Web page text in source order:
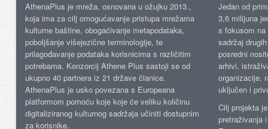
AthenaPlus je mreža, osnovana u ožujku 2013.,
koja ima za cilj omogućavanje pristupa mrežama
kulturne baštine, obogaćivanje metapodataka,
poboljšanje višejezične terminologije, te
prilagođavanje podataka korisnicima s različitim
potrebama. Konzorcij Athene Plus sastoji se od
ukupno 40 partnera iz 21 države članice.
AthenaPlus je usko povezana s Europeana
platformom pomoću koje koje će veliku količinu
digitaliziranog kulturnog sadržaja učiniti dostupnim
za korisnike.
Jedan od
3,6 milijuna
s fokusom
sadržaj
posredni
arhivi,
organizacije,
uključen i
Cilj projekta
pretraživanja